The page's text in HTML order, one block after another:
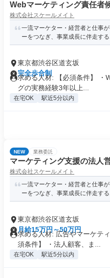
Webマーケティング責任者
株式会社スケールメイト
一流マーケター・経営者と仕事
ーをつなぎ、事業成長に伴走す
東京都渋谷区道玄坂
完全歩合制
求める人材: 【必須条件】 ・
グの実務経験3年以上...
在宅OK 駅近5分以内
NEW 業務委託
マーケティング支援の法人
株式会社スケールメイト
一流マーケター・経営者と仕事
ーをつなぎ、事業成長に伴走す
東京都渋谷区道玄坂
月給15万円～50万円
求める人材: 広告やマーケテ
須条件】 ・法人顧客、ま...
在宅OK 駅近5分以内